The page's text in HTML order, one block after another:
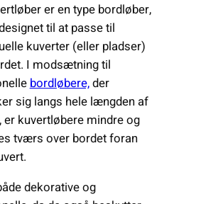
er en type bordløber,
til at passe til
kuverter (eller pladser)
I modsætning til
bordløbere,der
sig langs hele længden af
er kuvertløbere mindre og
tværs over bordet foran
dekorative og